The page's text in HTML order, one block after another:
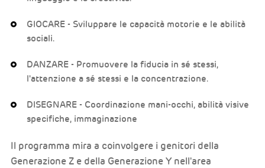
GIOCARE - Sviluppare le capacità motorie e le abilità
sociali.
DANZARE - Promuovere la fiducia in sé stessi,
l'attenzione a sé stessi e la concentrazione.
DISEGNARE - Coordinazione mani-occhi, abilità visive
specifiche, immaginazione
Il programma mira a coinvolgere i genitori della
Generazione Z e della Generazione Y nell'area